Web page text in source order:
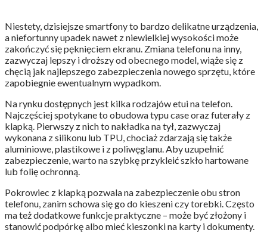
Niestety, dzisiejsze smartfony to bardzo delikatne urządzenia,
a niefortunny upadek nawet z niewielkiej wysokości może
zakończyć się pęknięciem ekranu. Zmiana telefonu na inny,
zazwyczaj lepszy i droższy od obecnego model, wiąże się z
chęcią jak najlepszego zabezpieczenia nowego sprzętu, które
zapobiegnie ewentualnym wypadkom.
Na rynku dostępnych jest kilka rodzajów etui na telefon.
Najczęściej spotykane to obudowa typu case oraz futerały z
klapką. Pierwszy z nich to nakładka na tył, zazwyczaj
wykonana z silikonu lub TPU, chociaż zdarzają się także
aluminiowe, plastikowe i z poliwęglanu. Aby uzupełnić
zabezpieczenie, warto na szybkę przykleić szkło hartowane
lub folię ochronną.
Pokrowiec z klapką pozwala na zabezpieczenie obu stron
telefonu, zanim schowa się go do kieszeni czy torebki. Często
ma też dodatkowe funkcje praktyczne – może być złożony i
stanowić podpórkę albo mieć kieszonki na karty i dokumenty.